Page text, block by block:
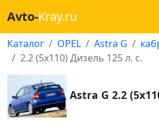
Avto-Kray.ru
Каталог OPEL Astra G
2.2 (5x110) Дизель 125 л. с.
Astra G 2.2